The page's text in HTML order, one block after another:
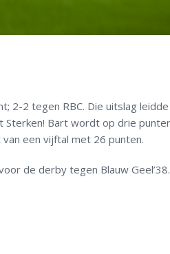
2-2 tegen RBC. Die uitslag
Bart wordt op drie
een vijftal met 26 punten.
de derby tegen Blauw